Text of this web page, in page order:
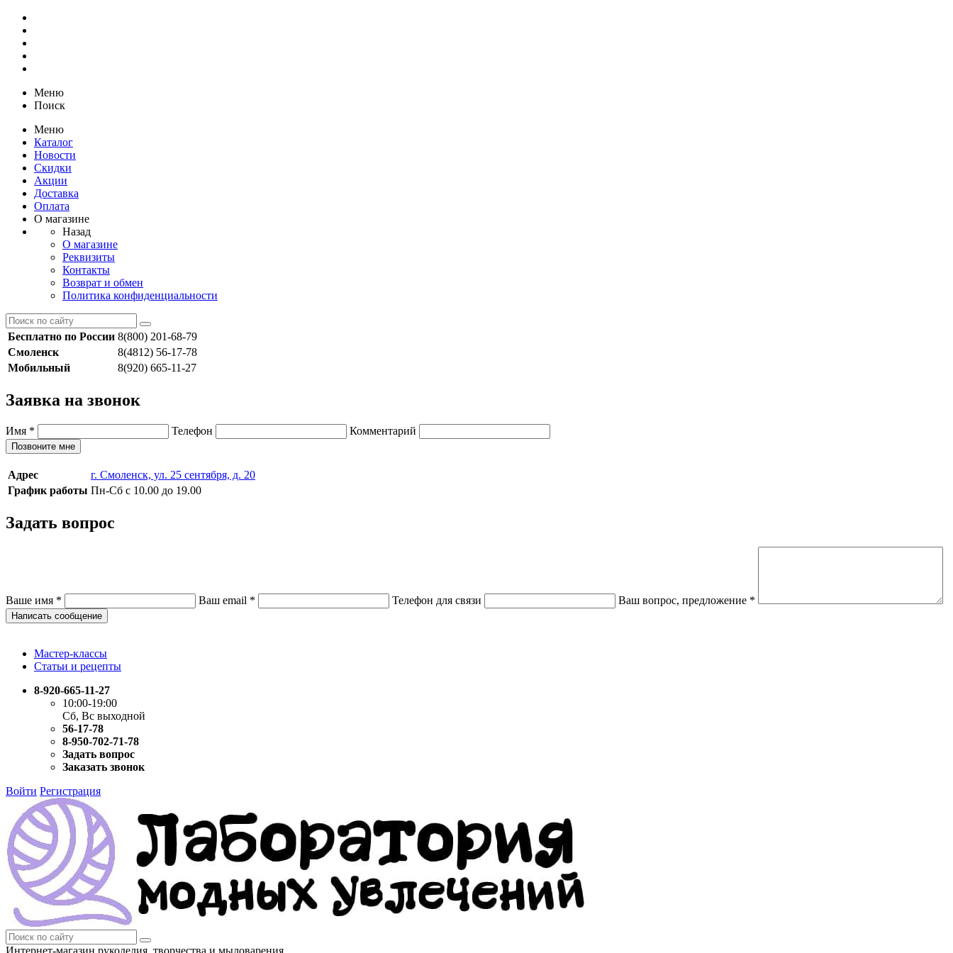
Меню
Поиск
Меню
Каталог
Новости
Скидки
Акции
Доставка
Оплата
О магазине
Назад
О магазине
Реквизиты
Контакты
Возврат и обмен
Политика конфиденциальности
Бесплатно по России 8(800) 201-68-79
Смоленск
8(4812) 56-17-78
Мобильный
8(920) 665-11-27
Заявка на звонок
Имя * Телефон Комментарий
Позвоните мне
Адрес
г. Смоленск, ул. 25 сентября, д. 20
График работы Пн-Сб с 10.00 до 19.00
Задать вопрос
Ваше имя * Ваш email * Телефон для связи Ваш вопрос, предложение *
Написать сообщение
Мастер-классы
Статьи и рецепты
8-920-665-11-27
10:00-19:00
Сб, Вс выходной
56-17-78
8-950-702-71-78
Задать вопрос
Заказать звонок
Войти Регистрация
Интернет-магазин рукоделия, творчества и мыловарения.